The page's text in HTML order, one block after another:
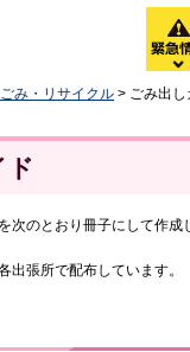
ごみ・リサイクル > ごみ出し
ド
次のとおり冊子にして作成
出張所で配布しています。